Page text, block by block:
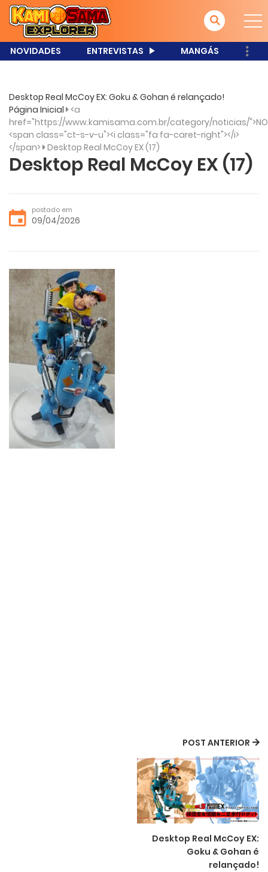
NOVIDADES ENTREVISTAS MANGÁS
Desktop Real McCoy EX: Goku & Gohan é relançado!
Página Inicial <a
href="https://www.kamisama.com.br/category/noticias/
<span class="ct-s-v-u"><i class="fa fa-caret-right"></i>
</span> Desktop Real McCoy EX (17)
Desktop Real McCoy EX (17)
postado em
09/04/2026
POST ANTERIOR
Desktop Real McCoy EX:
Goku & Gohan é
relançado!